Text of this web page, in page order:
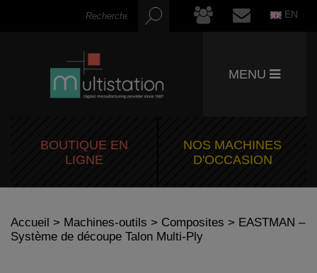
EN
MENU
BOUTIQUE EN
LIGNE
NOS MACHINES
D'OCCASION
Accueil > Machines-outils > Composites > EASTMAN –
Système de découpe Talon Multi-Ply